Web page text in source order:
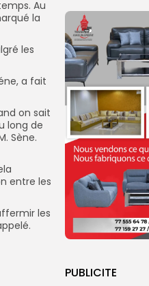
PUBLICITE
Au
la
les
a fait
on sait
long de
Sène.
entre les
les